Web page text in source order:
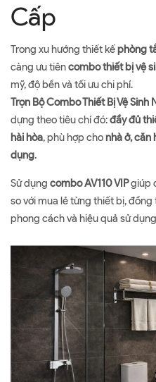
Cấp
Trong xu hướng thiết kếphòng
càng ưu tiêncombo thiết bị vệ
mỹ, độ bền và tối ưu chi phí.
Trọn Bộ Combo Thiết Bị Vệ Sinh
dựng theo tiêu chí đó:đầy đủ
hài hòa, phù hợp chonhà ở, căn
dụng.
Sử dụng combo AV110 VIPgiúp
so với mua lẻ từng thiết bị,
phong cách và hiệu quả sử